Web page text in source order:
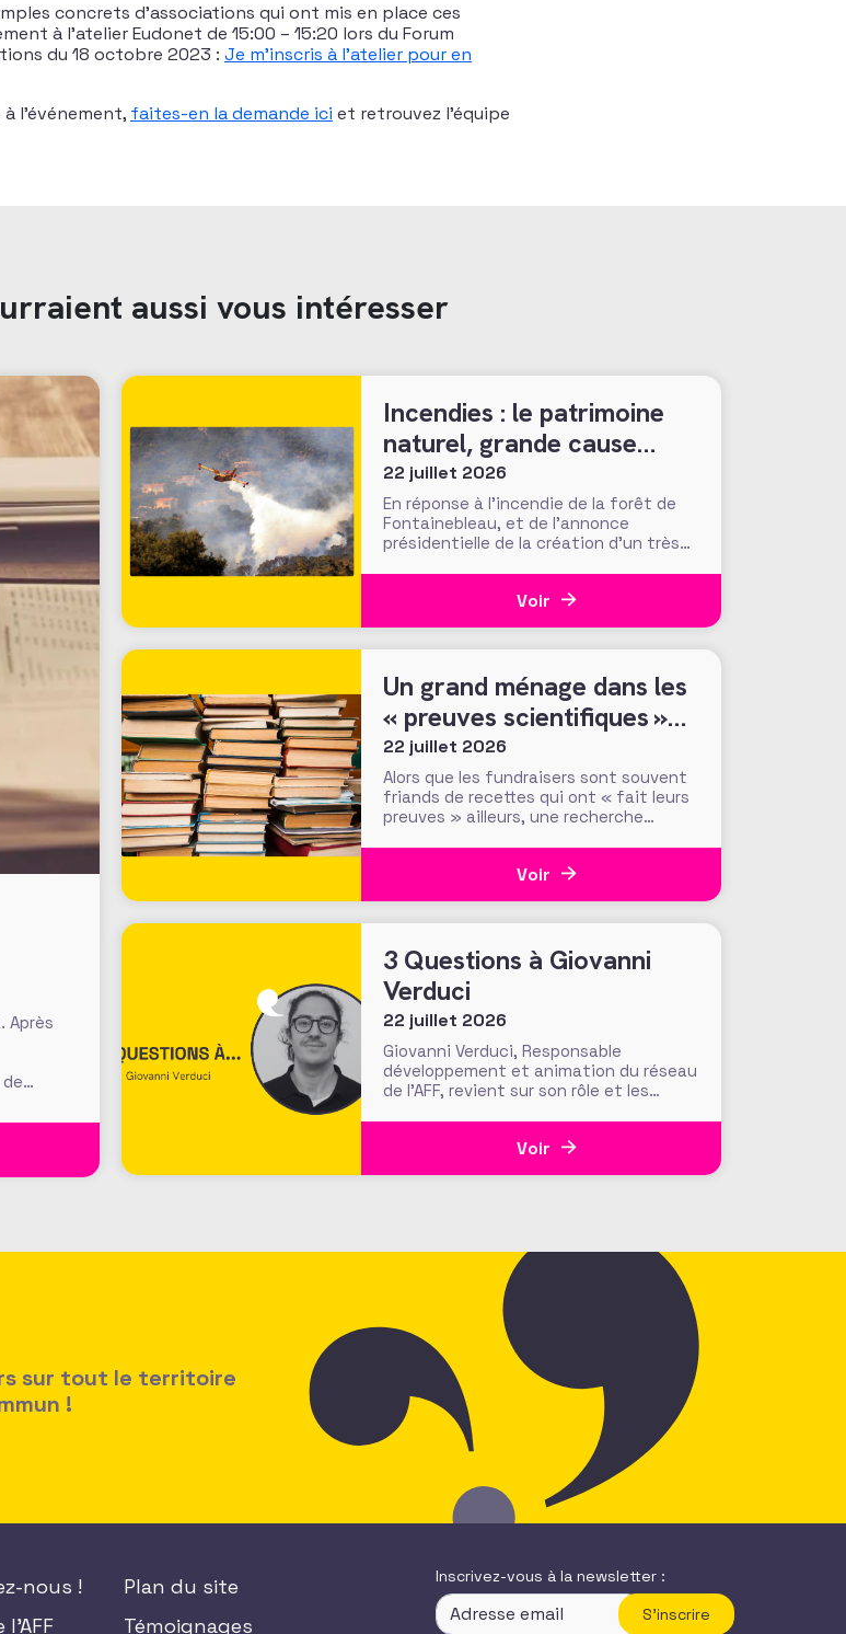
concrets d’associations qui ont mis en place ces
à l’atelier Eudonet de 15:00 – 15:20 lors du Forum
du 18 octobre 2023 : Je m’inscris à l’atelier pour en
l’événement, faites-en la demande ici et retrouvez l’équipe
aussi vous intéresser
Après
Incendies : le patrimoine
naturel, grande cause
nationale ?
22 juillet 2026
En réponse à l’incendie de la forêt de
Fontainebleau, et de l’annonce
présidentielle de la création d’un très
mobilisés en moins d’une semaine par la
Voir
Un grand ménage dans les
« preuves scientifiques »
d’efficacité des méthodes
et tactiques de collecte…
22 juillet 2026
Alors que les fundraisers sont souvent
friands de recettes qui ont « fait leurs
preuves » ailleurs, une recherche
pose une question cruciale : la
Voir
3 Questions à Giovanni
Verduci
22 juillet 2026
Giovanni Verduci, Responsable
développement et animation du réseau
de l’AFF, revient sur son rôle et les
et active. L’AFF c’est une équipe, mais
Voir
sur tout le territoire
!
nous !
l'AFF
Plan du site
Témoignages
Inscrivez-vous à la newsletter :
S'inscrire